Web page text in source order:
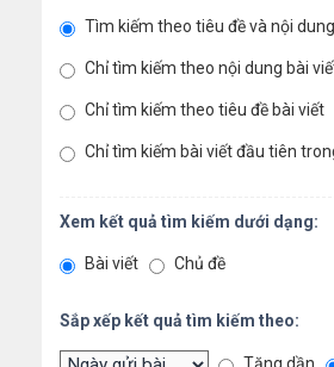
Tìm kiếm theo tiêu đề và nội
Chỉ tìm kiếm theo nội dung bài
Chỉ tìm kiếm theo tiêu đề bài viết
Chỉ tìm kiếm bài viết đầu tiên
Xem kết quả tìm kiếm dưới dạng:
Bài viết Chủ đề
Sắp xếp kết quả tìm kiếm theo: